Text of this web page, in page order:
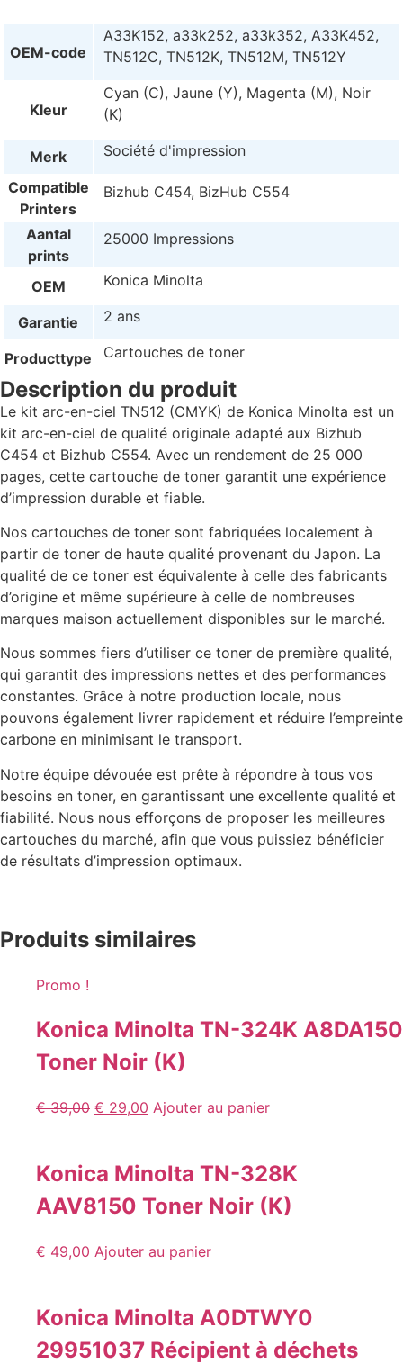
OEM-code
A33K152, a33k252, a33k352, A33K452,
TN512C, TN512K, TN512M, TN512Y
Kleur
Cyan (C), Jaune (Y), Magenta (M), Noir
(K)
Merk Société d'impression
Compatible
Printers
Bizhub C454, BizHub C554
Aantal
prints
25000 Impressions
OEM Konica Minolta
Garantie 2 ans
Producttype Cartouches de toner
Description du produit
Le kit arc-en-ciel TN512 (CMYK) de Konica Minolta est un
kit arc-en-ciel de qualité originale adapté aux Bizhub
C454 et Bizhub C554. Avec un rendement de 25 000
pages, cette cartouche de toner garantit une expérience
d’impression durable et fiable.
Nos cartouches de toner sont fabriquées localement à
partir de toner de haute qualité provenant du Japon. La
qualité de ce toner est équivalente à celle des fabricants
d’origine et même supérieure à celle de nombreuses
marques maison actuellement disponibles sur le marché.
Nous sommes fiers d’utiliser ce toner de première qualité,
qui garantit des impressions nettes et des performances
constantes. Grâce à notre production locale, nous
pouvons également livrer rapidement et réduire l’empreinte
carbone en minimisant le transport.
Notre équipe dévouée est prête à répondre à tous vos
besoins en toner, en garantissant une excellente qualité et
fiabilité. Nous nous efforçons de proposer les meilleures
cartouches du marché, afin que vous puissiez bénéficier
de résultats d’impression optimaux.
Produits similaires
Promo !
Konica Minolta TN-324K A8DA150
Toner Noir (K)
€39,00 € 29,00 Ajouter au panier
Konica Minolta TN-328K
AAV8150 Toner Noir (K)
€ 49,00 Ajouter au panier
Konica Minolta A0DTWY0
29951037 Récipient à déchets